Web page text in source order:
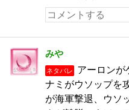
みや
ネタバレ
アーロンが
ナミがウソップを
が海軍撃退、ウソ